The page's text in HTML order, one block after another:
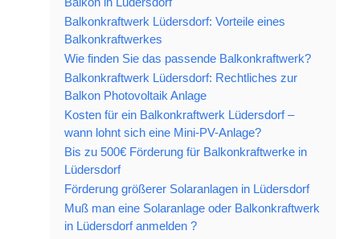
Balkonkraftwerk Lüdersdorf: Vorteile eines
Balkonkraftwerkes
Wie finden Sie das passende Balkonkraftwerk?
Balkonkraftwerk Lüdersdorf: Rechtliches zur
Balkon Photovoltaik Anlage
Kosten für ein Balkonkraftwerk Lüdersdorf –
wann lohnt sich eine Mini-PV-Anlage?
Bis zu 500€ Förderung für Balkonkraftwerke in
Lüdersdorf
Förderung größerer Solaranlagen in Lüdersdorf
Muß man eine Solaranlage oder Balkonkraftwerk
in Lüdersdorf anmelden ?